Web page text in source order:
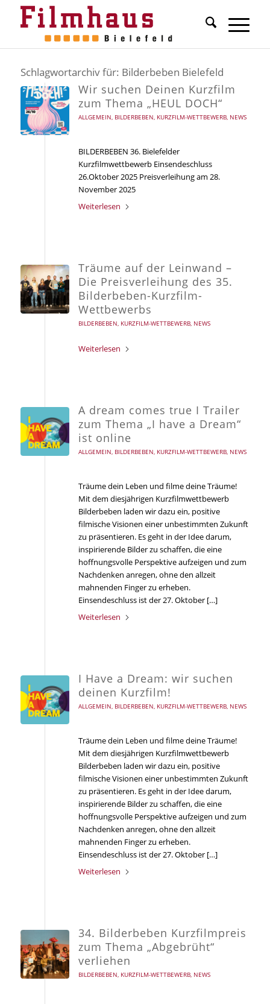
Schlagwortarchiv für: Bilderbeben Bielefeld
Wir suchen Deinen Kurzfilm
zum Thema „HEUL DOCH“
ALLGEMEIN, BILDERBEBEN, KURZFILM-WETTBEWERB, NEWS
BILDERBEBEN 36. Bielefelder
Kurzfilmwettbewerb Einsendeschluss
26.Oktober 2025 Preisverleihung am 28.
November 2025
Weiterlesen
Träume auf der Leinwand –
Die Preisverleihung des 35.
Bilderbeben-Kurzfilm-
Wettbewerbs
BILDERBEBEN, KURZFILM-WETTBEWERB, NEWS
Weiterlesen
A dream comes true I Trailer
zum Thema „I have a Dream“
ist online
ALLGEMEIN, BILDERBEBEN, KURZFILM-WETTBEWERB, NEWS
Träume dein Leben und filme deine Träume!
Mit dem diesjährigen Kurzfilmwettbewerb
Bilderbeben laden wir dazu ein, positive
filmische Visionen einer unbestimmten Zukunft
zu präsentieren. Es geht in der Idee darum,
inspirierende Bilder zu schaffen, die eine
hoffnungsvolle Perspektive aufzeigen und zum
Nachdenken anregen, ohne den allzeit
mahnenden Finger zu erheben.
Einsendeschluss ist der 27. Oktober […]
Weiterlesen
I Have a Dream: wir suchen
deinen Kurzfilm!
ALLGEMEIN, BILDERBEBEN, KURZFILM-WETTBEWERB, NEWS
Träume dein Leben und filme deine Träume!
Mit dem diesjährigen Kurzfilmwettbewerb
Bilderbeben laden wir dazu ein, positive
filmische Visionen einer unbestimmten Zukunft
zu präsentieren. Es geht in der Idee darum,
inspirierende Bilder zu schaffen, die eine
hoffnungsvolle Perspektive aufzeigen und zum
Nachdenken anregen, ohne den allzeit
mahnenden Finger zu erheben.
Einsendeschluss ist der 27. Oktober […]
Weiterlesen
34. Bilderbeben Kurzfilmpreis
zum Thema „Abgebrüht“
verliehen
BILDERBEBEN, KURZFILM-WETTBEWERB, NEWS